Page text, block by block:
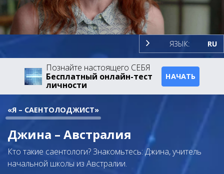
Video
ЯЗЫК: RU
Познайте настоящего СЕБЯ
Бесплатный онлайн-тест
личности
НАЧАТЬ
«Я – САЕНТОЛОДЖИСТ»
Джина – Австралия
Кто такие саентологи? Знакомьтесь: Джина, учитель
начальной школы из Австралии.